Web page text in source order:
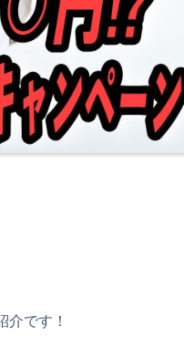
です！